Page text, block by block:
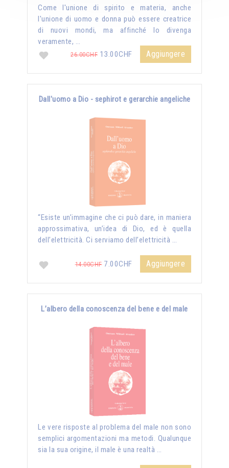
Come l'unione di spirito e materia, anche
l'unione di uomo e donna può essere creatrice
di nuovi mondi, ma affinché lo divenga
veramente, …
26.00CHF 13.00CHF Aggiungere
Dall'uomo a Dio - sephirot e gerarchie angeliche
“Esiste un’immagine che ci può dare, in maniera
approssimativa, un’idea di Dio, ed è quella
dell’elettricità. Ci serviamo dell’elettricità …
14.00CHF7.00CHF Aggiungere
L’albero della conoscenza del bene e del male
Le vere risposte al problema del male non sono
semplici argomentazioni ma metodi. Qualunque
sia la sua origine, il male è una realtà …